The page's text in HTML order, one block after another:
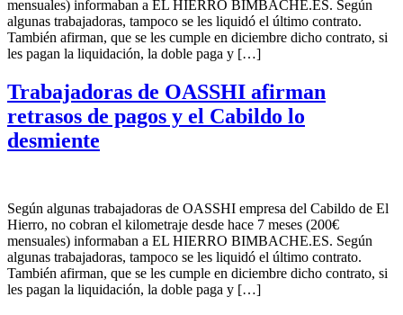
mensuales) informaban a EL HIERRO BIMBACHE.ES. Según
algunas trabajadoras, tampoco se les liquidó el último contrato.
También afirman, que se les cumple en diciembre dicho contrato, si
les pagan la liquidación, la doble paga y […]
Trabajadoras de OASSHI afirman
retrasos de pagos y el Cabildo lo
desmiente
Según algunas trabajadoras de OASSHI empresa del Cabildo de El
Hierro, no cobran el kilometraje desde hace 7 meses (200€
mensuales) informaban a EL HIERRO BIMBACHE.ES. Según
algunas trabajadoras, tampoco se les liquidó el último contrato.
También afirman, que se les cumple en diciembre dicho contrato, si
les pagan la liquidación, la doble paga y […]